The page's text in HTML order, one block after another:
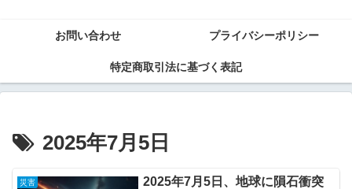
お問い合わせ プライバシーポリシー
特定商取引法に基づく表記
2025年7月5日
災害
2025年7月5日、地球に隕石衝突